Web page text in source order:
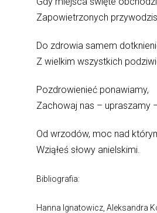
Zapowietrzonych
Do zdrowia samem
Z wielkim wszystkich
Pozdrowienieć ponawiamy,
Zachowaj nas – upraszamy
Od wrzodów, moc nad
Wziąłeś słowy anielskimi.
Bibliografia:
Hanna Ignatowicz, Aleksandra